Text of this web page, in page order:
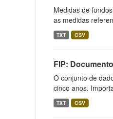
Medidas de
as medidas
TXT CSV
FIP:
O conjunto de
cinco anos.
TXT CSV